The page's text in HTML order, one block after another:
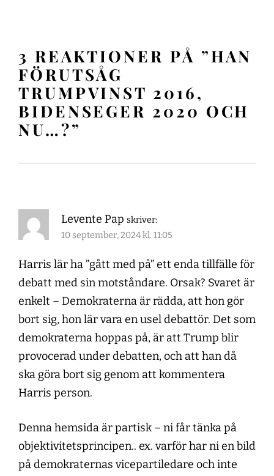
3 REAKTIONER PÅ ”HAN
FÖRUTSÅG
TRUMPVINST 2016,
BIDENSEGER 2020 OCH
NU…?”
Levente Pap skriver:
10 september, 2024 kl. 11:05
Harris lär ha ”gått med på” ett enda tillfälle för
debatt med sin motståndare. Orsak? Svaret är
enkelt – Demokraterna är rädda, att hon gör
bort sig, hon lär vara en usel debattör. Det som
demokraterna hoppas på, är att Trump blir
provocerad under debatten, och att han då
ska göra bort sig genom att kommentera
Harris person.
Denna hemsida är partisk – ni får tänka på
objektivitetsprincipen.. ex. varför har ni en bild
på demokraternas vicepartiledare och inte